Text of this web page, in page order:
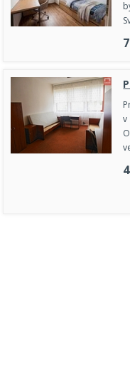
v